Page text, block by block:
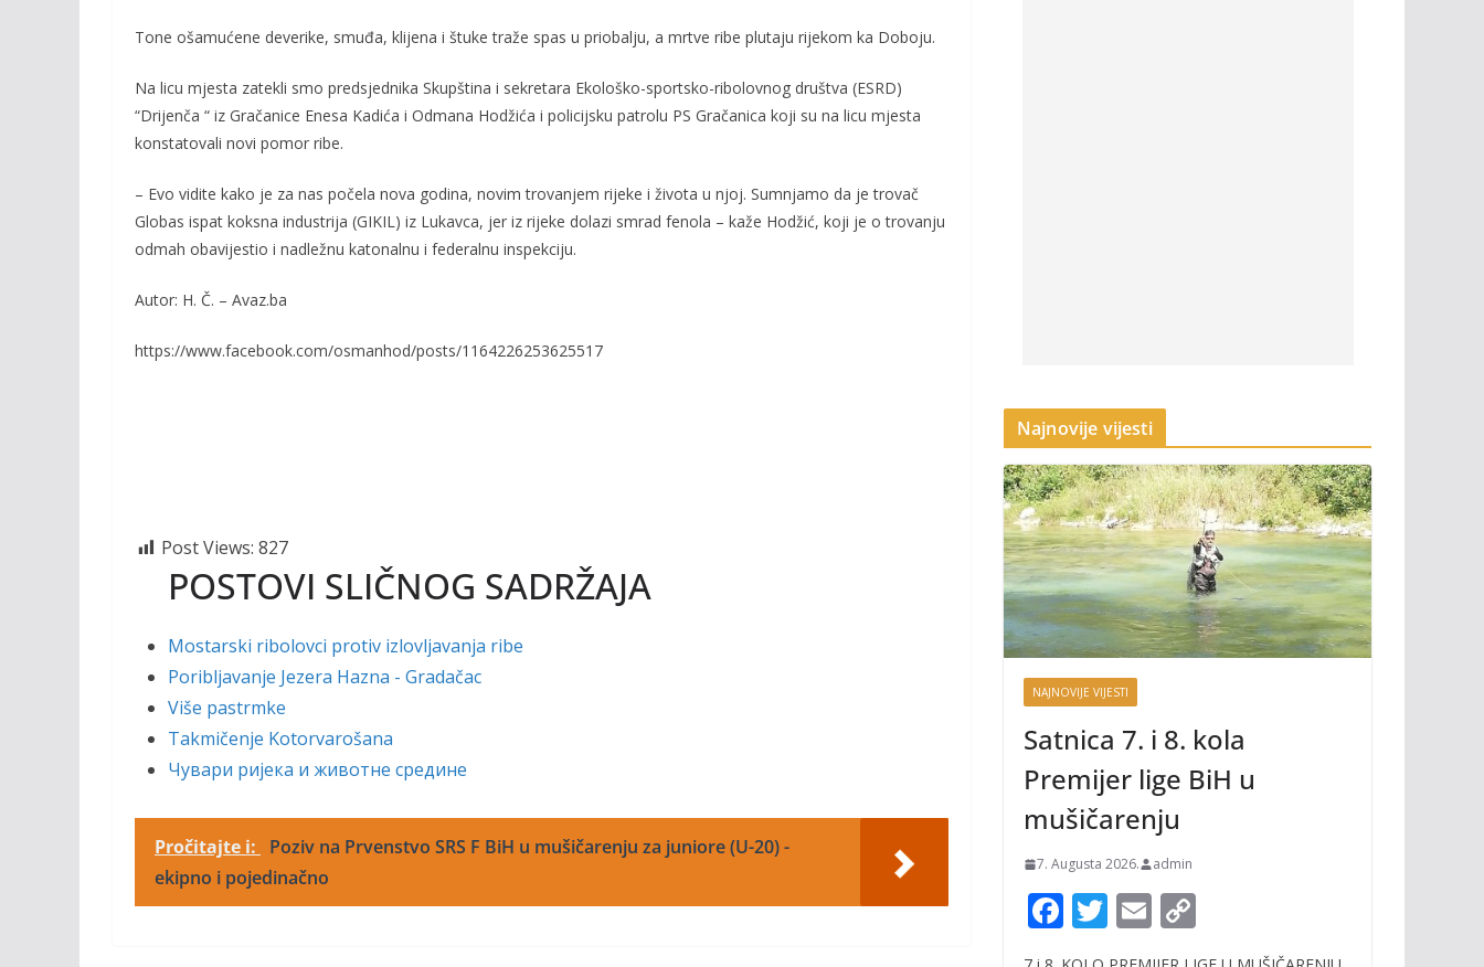
o
o
k
Li
n
k
Tone ošamućene deverike, smuđa, klijena i štuke traže spas u priobalju, a mrtve ribe plutaju rijekom ka Doboju.
Na licu mjesta zatekli smo predsjednika Skupština i sekretara Ekološko-sportsko-ribolovnog društva (ESRD)
“Drijenča “ iz Gračanice Enesa Kadića i Odmana Hodžića i policijsku patrolu PS Gračanica koji su na licu mjesta
konstatovali novi pomor ribe.
– Evo vidite kako je za nas počela nova godina, novim trovanjem rijeke i života u njoj. Sumnjamo da je trovač
Globas ispat koksna industrija (GIKIL) iz Lukavca, jer iz rijeke dolazi smrad fenola – kaže Hodžić, koji je o trovanju
odmah obavijestio i nadležnu katonalnu i federalnu inspekciju.
Autor: H. Č. – Avaz.ba
https://www.facebook.com/osmanhod/posts/1164226253625517
Post Views: 827
POSTOVI SLIČNOG SADRŽAJA
Mostarski ribolovci protiv izlovljavanja ribe
Poribljavanje Jezera Hazna - Gradačac
Više pastrmke
Takmičenje Kotorvarošana
Чувари ријека и животне средине
Pročitajte i:
Poziv na Prvenstvo SRS F BiH u mušičarenju za juniore (U-20) -
ekipno i pojedinačno
Najnovije vijesti
NAJNOVIJE VIJESTI
Satnica 7. i 8. kola
Premijer lige BiH u
mušičarenju
7. Augusta 2026. admin
F T E